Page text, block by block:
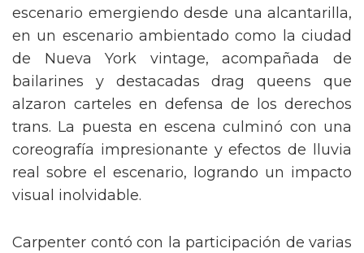
escenario emergiendo desde una alcantarilla,
en un escenario ambientado como la ciudad
de Nueva York vintage, acompañada de
bailarines y destacadas drag queens que
alzaron carteles en defensa de los derechos
trans. La puesta en escena culminó con una
coreografía impresionante y efectos de lluvia
real sobre el escenario, logrando un impacto
visual inolvidable.
Carpenter contó con la participación de varias